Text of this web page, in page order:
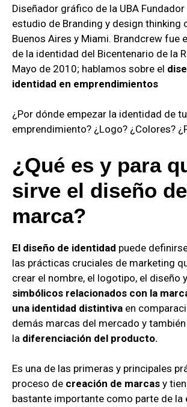
Diseñador gráfico de la UBA
estudio de Branding y design thinking
Buenos Aires y Miami. Brandcrew fue
de la identidad del Bicentenario de la
Mayo de 2010; hablamos sobre el
identidad en emprendimientos
¿Por dónde empezar la identidad de tu
emprendimiento? ¿Logo? ¿Colores?
¿Qué es y para
sirve el diseño de
marca?
El diseño de identidad puede
las prácticas cruciales de marketing
crear el nombre, el logotipo, el diseño
simbólicos relacionados con la
una identidad distintiva en
demás marcas del mercado y
la diferenciación del producto.
Es una de las primeras y principales
proceso de creación de marcas y
bastante importante como parte de la